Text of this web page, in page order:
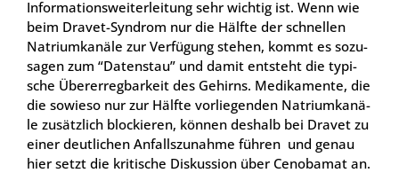
Infor­ma­ti­ons­wei­ter­lei­tung sehr wich­tig ist. Wenn wie
beim Dra­vet-Syn­drom nur die Hälf­te der schnel­len
Natri­um­ka­nä­le zur Ver­fü­gung ste­hen, kommt es sozu­
sa­gen zum “Daten­stau” und damit ent­steht die typi­
sche Über­er­reg­bar­keit des Gehirns. Medi­ka­men­te, die
die sowie­so nur zur Hälf­te vor­lie­gen­den Natri­um­ka­nä­
le zusätz­lich blo­ckie­ren, kön­nen des­halb bei Dra­vet zu
einer deut­li­chen Anfalls­zu­nah­me füh­ren und genau
hier setzt die kri­ti­sche Dis­kus­si­on über Cen­oba­mat an.